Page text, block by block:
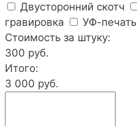
Двусторонний скотч
гравировка
УФ-печать
Стоимость за штуку:
300 руб.
Итого:
3 000 руб.